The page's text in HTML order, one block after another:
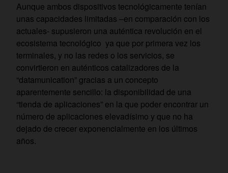
Aunque ambos dispositivos tecnológicamente tenían
unas capacidades limitadas –en comparación con los
actuales- supusieron una auténtica revolución en el
ecosistema tecnológico ya que por primera vez los
terminales, y no las redes o los servicios, se
convirtieron en auténticos catalizadores de la
“datamunication” gracias a un concepto
aparentemente sencillo: la disponibilidad de una
“tienda de aplicaciones” en la que poder encontrar un
número de aplicaciones elevadísimo y que no ha
dejado de crecer exponencialmente en los últimos
años.